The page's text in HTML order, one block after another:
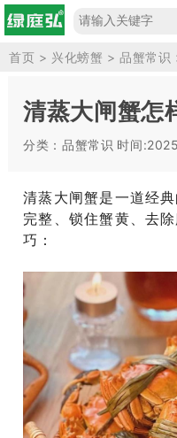
首页 > 兴化螃蟹 >品蟹常识
清蒸大闸蟹怎
分类：品蟹常识 时间
清蒸大闸蟹是一道经
完整、锁住蟹黄、去
巧：